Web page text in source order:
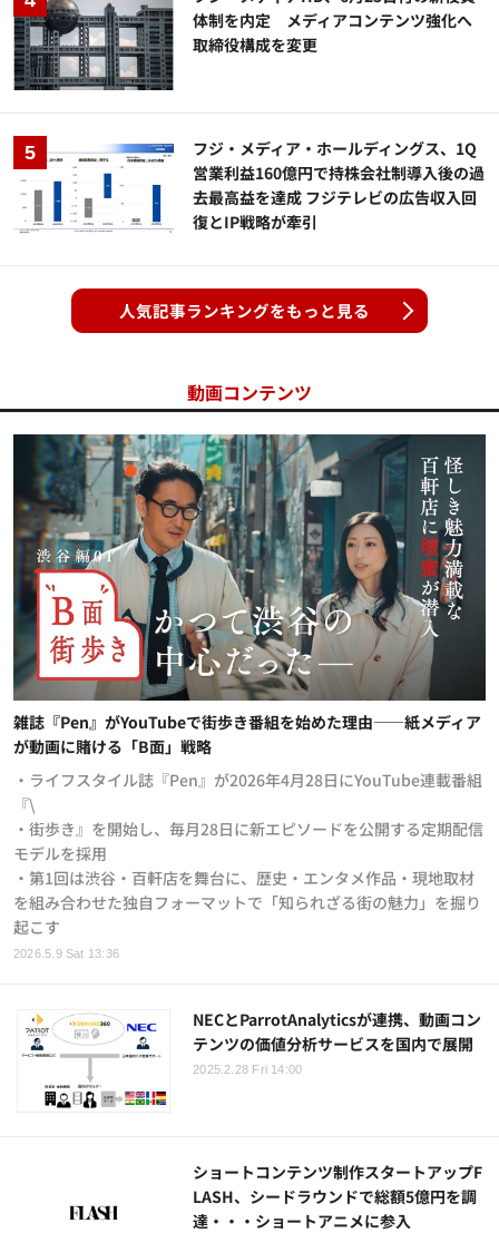
体制を内定 メディアコンテンツ強化へ
取締役構成を変更
フジ・メディア・ホールディングス、1Q
営業利益160億円で持株会社制導入後の過
去最高益を達成 フジテレビの広告収入回
復とIP戦略が牽引
人気記事ランキングをもっと見る
動画コンテンツ
2026.5.9 Sat 13:36
雑誌『Pen』がYouTubeで街歩き番組を始めた理由——紙メディア
が動画に賭ける「B面」戦略
・ライフスタイル誌『Pen』が2026年4月28日にYouTube連載番組
『\
・街歩き』を開始し、毎月28日に新エピソードを公開する定期配信
モデルを採用
・第1回は渋谷・百軒店を舞台に、歴史・エンタメ作品・現地取材
を組み合わせた独自フォーマットで「知られざる街の魅力」を掘り
起こす
NECとParrotAnalyticsが連携、動画コン
テンツの価値分析サービスを国内で展開
2025.2.28 Fri 14:00
ショートコンテンツ制作スタートアップF
LASH、シードラウンドで総額5億円を調
達・・・ショートアニメに参入